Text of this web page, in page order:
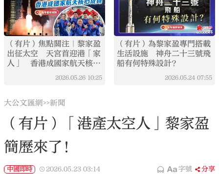
（有片）焦點關注｜黎家盈
出征太空 天宮首迎港「家
人」 香港成國家航天核心
2026.05.26 10:25
（有片）為黎家盈專門搭載
生活設施 神舟二十三號飛
船有何特殊設計？
2026.05.24 07:55
大公文匯網>>新聞
（有片）「港產太空人」黎家盈
簡歷來了！
中國即時 2026.05.23 03:14 字號 分享